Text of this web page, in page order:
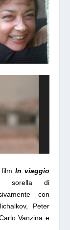
filmIn viaggio
sorella di
con
Peter
Vanzina e